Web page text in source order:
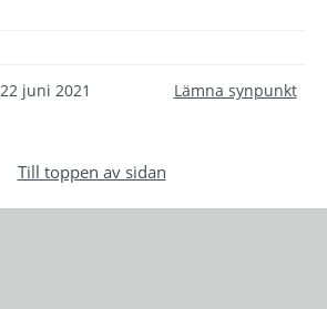
22 juni 2021 Lämna synpunkt
Till toppen av sidan